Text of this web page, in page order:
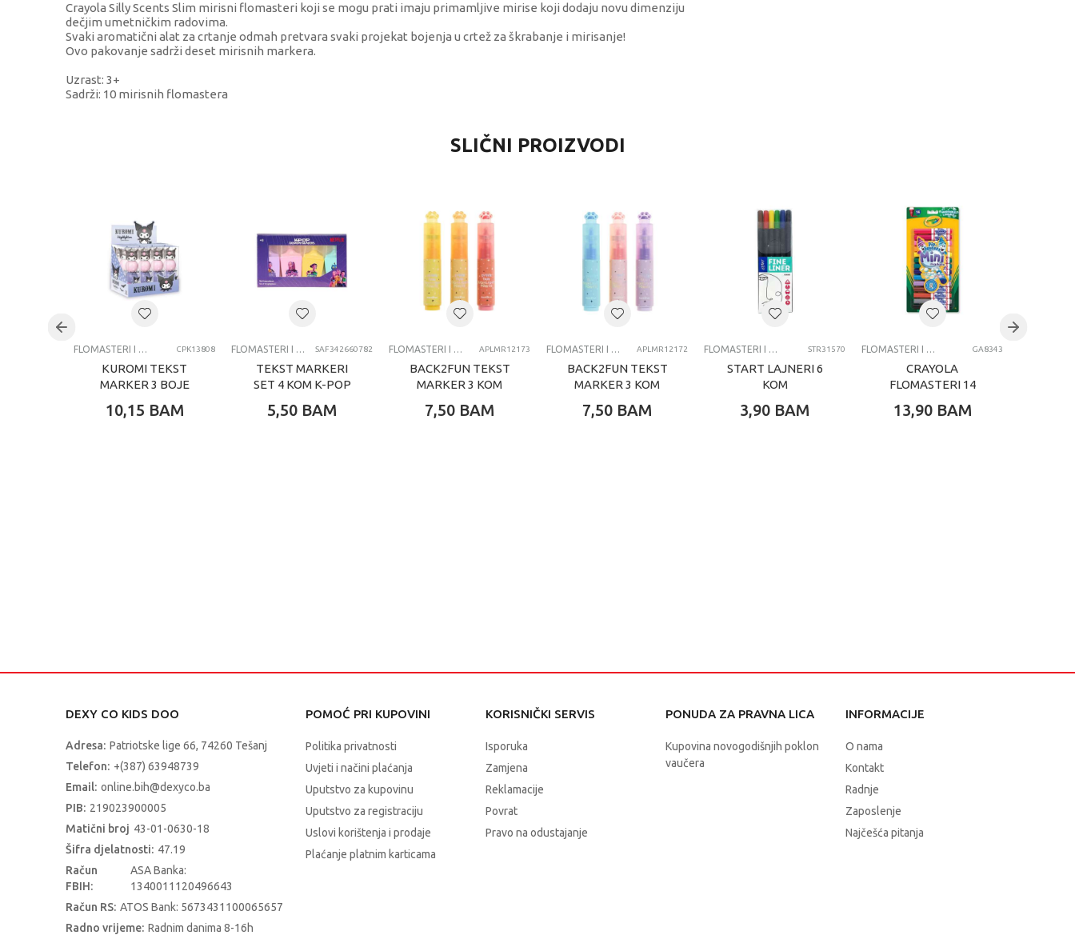
Crayola Silly Scents Slim mirisni flomasteri koji se mogu prati imaju primamljive mirise koji dodaju novu dimenziju
dečjim umetničkim radovima.
Svaki aromatični alat za crtanje odmah pretvara svaki projekat bojenja u crtež za škrabanje i mirisanje!
Ovo pakovanje sadrži deset mirisnih markera.
Uzrast: 3+
Sadrži: 10 mirisnih flomastera
FLOMASTERI I MARKERI
Univerzalno
Uzrast
CRAYOLA
SLIČNI PROIZVODI
FLOMASTERI I MARKERI CPK13808
KUROMI TEKST
MARKER 3 BOJE
10,15 BAM
FLOMASTERI I MARKERI SAF342660782
TEKST MARKERI
SET 4 KOM K-POP
5,50 BAM
FLOMASTERI I MARKERI APLMR12173
BACK2FUN TEKST
MARKER 3 KOM
7,50 BAM
FLOMASTERI I MARKERI APLMR12172
BACK2FUN TEKST
MARKER 3 KOM
7,50 BAM
FLOMASTERI I MARKERI STR31570
START LAJNERI 6
KOM
3,90 BAM
FLOMASTERI I MARKERI GA8343
CRAYOLA
FLOMASTERI 14
13,90 BAM
DEXY CO KIDS DOO
Adresa: Patriotske lige 66, 74260 Tešanj
Telefon: +(387) 63948739
Email: online.bih@dexyco.ba
PIB: 219023900005
Matični broj 43-01-0630-18
Šifra djelatnosti: 47.19
Račun
FBIH:
ASA Banka:
1340011120496643
Račun RS: ATOS Bank: 5673431100065657
Radno vrijeme: Radnim danima 8-16h
POMOĆ PRI KUPOVINI
Politika privatnosti
Uvjeti i načini plaćanja
Uputstvo za kupovinu
Uputstvo za registraciju
Uslovi korištenja i prodaje
Plaćanje platnim karticama
KORISNIČKI SERVIS
Isporuka
Zamjena
Reklamacije
Povrat
Pravo na odustajanje
PONUDA ZA PRAVNA LICA
Kupovina novogodišnjih poklon
vaučera
INFORMACIJE
O nama
Kontakt
Radnje
Zaposlenje
Najčešća pitanja